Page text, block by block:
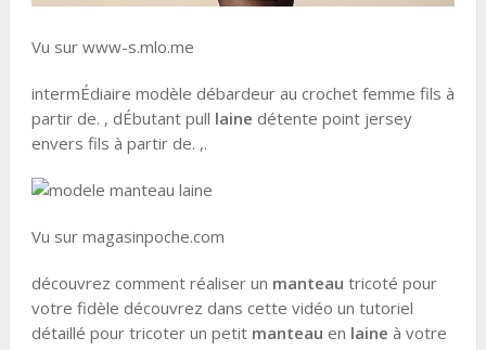
Vu sur www-s.mlo.me
intermÉdiaire modèle débardeur au crochet femme fils à
partir de. , dÉbutant pull laine détente point jersey
envers fils à partir de. ,.
Vu sur magasinpoche.com
découvrez comment réaliser un manteau tricoté pour
votre fidèle découvrez dans cette vidéo un tutoriel
détaillé pour tricoter un petit manteau en laine à votre